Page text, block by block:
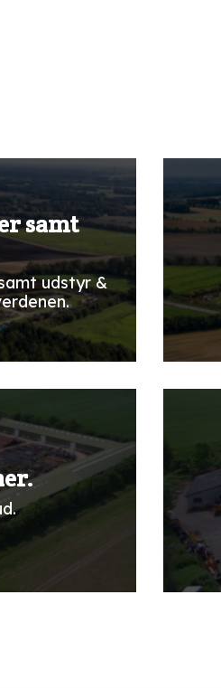
samt
udstyr &